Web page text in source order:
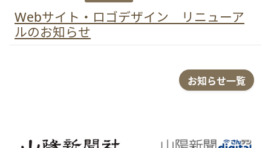
Webサイト・ロゴデザイン リニューア
ルのお知らせ
お知らせ一覧